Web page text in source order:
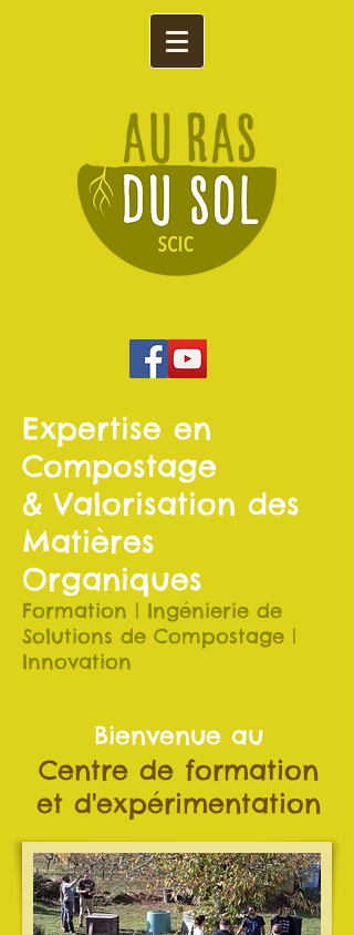
Expertise en
Compostage
& Valorisation des
Matières
Organiques
Formation | Ingénierie de
Solutions de Compostage |
Innovation
Bienvenue au
Centre de formation
et d'expérimentation